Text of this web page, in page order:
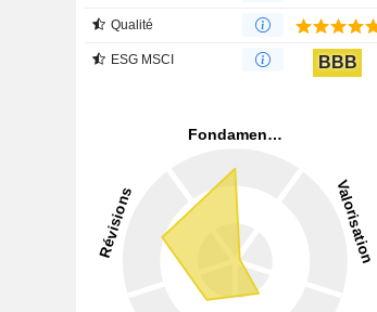
Qualité
ESG MSCI BBB